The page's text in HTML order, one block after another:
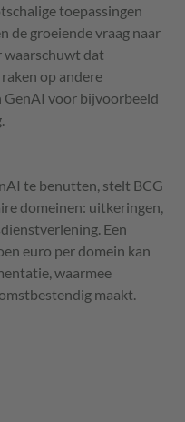
toepassingen
de groeiende vraag naar
waarschuwt dat
op andere
GenAI voor bijvoorbeeld
te benutten, stelt BCG
domeinen: uitkeringen,
Een
euro per domein kan
waarmee
maakt.